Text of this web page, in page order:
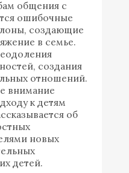
общения с
ошибочные
создающие
в семье.
создания
отношений.
внимание
к детям
об
новых
детей.